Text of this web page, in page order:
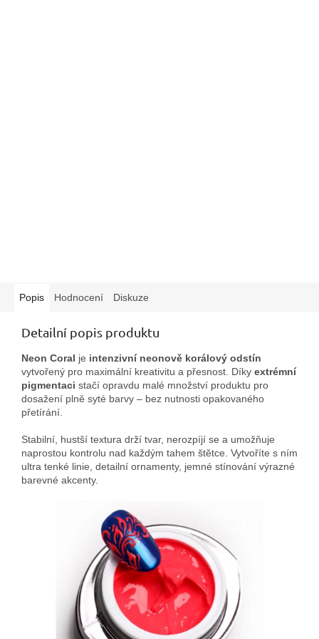
Popis Hodnocení Diskuze
Detailní popis produktu
Neon Coral je intenzivní neonově korálový odstín
vytvořený pro maximální kreativitu a přesnost. Díky extrémní
pigmentaci stačí opravdu malé množství produktu pro
dosažení plně syté barvy – bez nutnosti opakovaného
přetírání.
Stabilní, hustší textura drží tvar, nerozpíjí se a umožňuje
naprostou kontrolu nad každým tahem štětce. Vytvoříte s ním
ultra tenké linie, detailní ornamenty, jemné stínování výrazné
barevné akcenty.